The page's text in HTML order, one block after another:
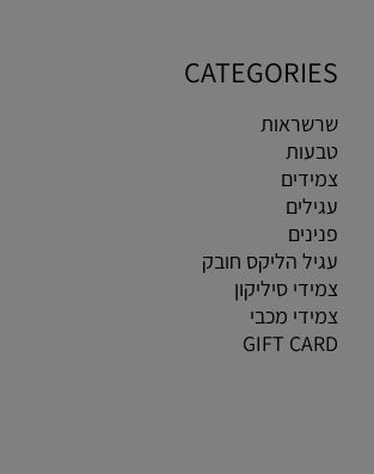
CATEGORIES
שרשראות
טבעות
צמידים
עגילים
פנינים
עגיל הליקס חובק
צמידי סיליקון
צמידי מכבי
GIFT CARD